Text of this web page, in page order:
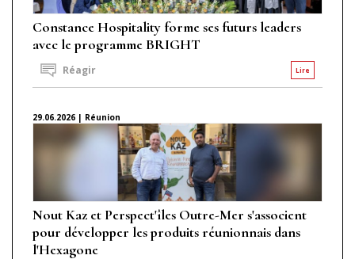
Constance Hospitality forme ses futurs leaders
avec le programme BRIGHT
Lire
Réagir
29.06.2026 | Réunion
Nout Kaz et Perspect'îles Outre-Mer s'associent
pour développer les produits réunionnais dans
l'Hexagone